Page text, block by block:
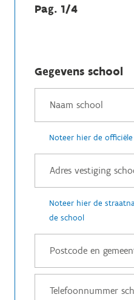
Pag. 1/4
Gegevens school
Noteer hier de
Noteer hier de
de school